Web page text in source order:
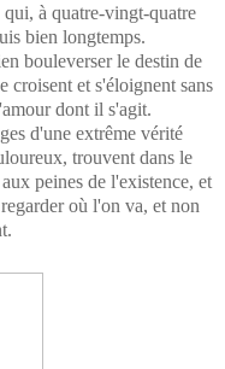
à quatre-vingt-quatre
bien longtemps.
bouleverser le destin de
croisent et s'éloignent sans
dont il s'agit.
d'une extrême vérité
trouvent dans le
peines de l'existence, et
où l'on va, et non